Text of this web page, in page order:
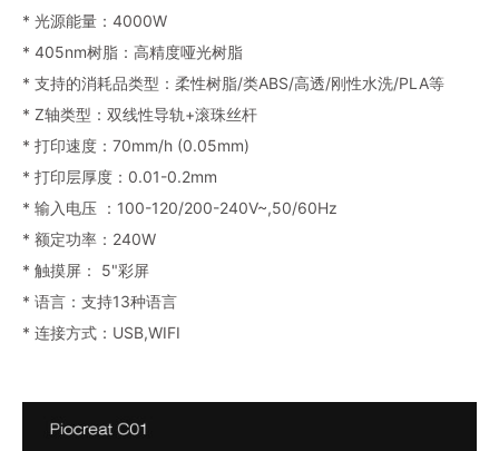
* 光源能量：4000W
* 405nm树脂：高精度哑光树脂
* 支持的消耗品类型：柔性树脂/类ABS/高透/刚性水洗/PLA等
* Z轴类型：双线性导轨+滚珠丝杆
* 打印速度：70mm/h (0.05mm)
* 打印层厚度：0.01-0.2mm
* 输入电压 ：100-120/200-240V~,50/60Hz
* 额定功率：240W
* 触摸屏： 5"彩屏
* 语言：支持13种语言
* 连接方式：USB,WIFI